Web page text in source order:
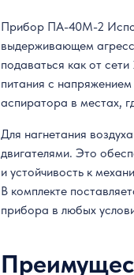
Прибор ПА-40М-2
выдерживающем
подаваться как от
питания с
аспиратора в местах,
Для нагнетания
двигателями. Это
и устойчивость к
В комплекте
прибора в любых